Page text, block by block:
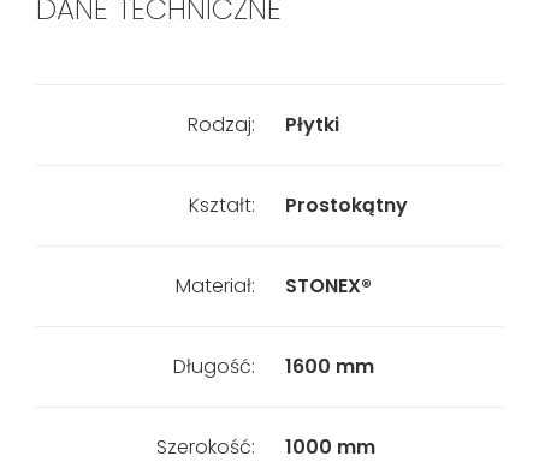
DANE TECHNICZNE
Rodzaj: Płytki
Kształt: Prostokątny
Materiał: STONEX®
Długość: 1600 mm
Szerokość: 1000 mm